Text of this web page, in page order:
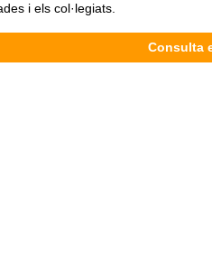
i els col·legiats.
Consulta